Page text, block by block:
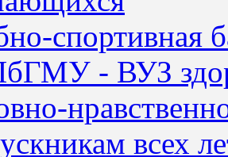
спортивная
- ВУЗ
всех